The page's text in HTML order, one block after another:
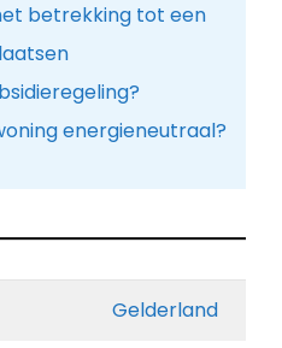
betrekking tot een
energieneutraal?
Gelderland